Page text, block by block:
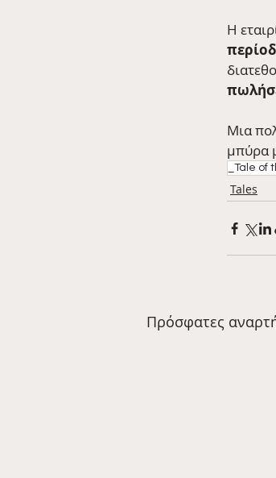
Η
Μια
μπύρα
_Tale of
Tales
Πρόσφατες